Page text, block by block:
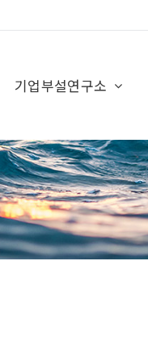
기업부설연구소